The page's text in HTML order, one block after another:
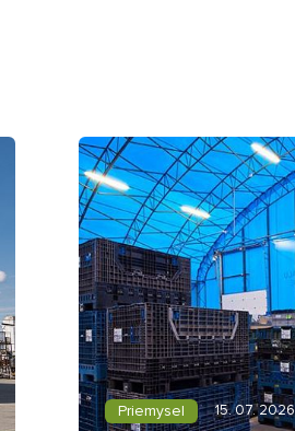
Priemysel 15. 07. 2026